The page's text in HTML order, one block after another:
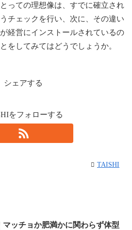
っての理想像は、すでに確立され
チェックを行い、次に、その違い
経営にインストールされているの
をしてみてはどうでしょうか。
シェアする
をフォローする
TAISHI
マッチョか肥満かに関わらず体型